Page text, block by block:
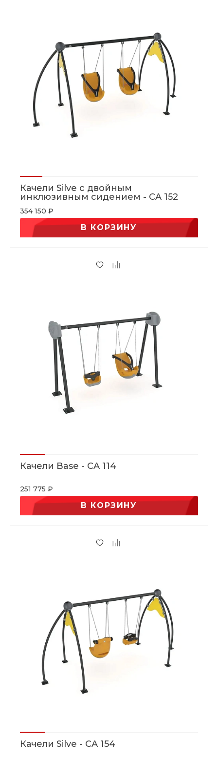
Качели Silve с двойным
инклюзивным сидением - CA 152
354 150 ₽
В КОРЗИНУ
Качели Base - CA 114
251 775 ₽
В КОРЗИНУ
Качели Silve - CA 154